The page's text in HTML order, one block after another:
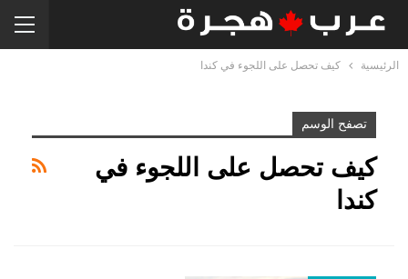
الرئيسية كيف تحصل على اللجوء في كندا
تصفح الوسم
كيف تحصل على اللجوء في
كندا